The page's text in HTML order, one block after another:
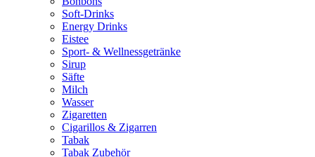
Soft-Drinks
Energy Drinks
Eistee
Sport- & Wellnessgetränke
Sirup
Säfte
Milch
Wasser
Zigaretten
Cigarillos & Zigarren
Tabak
Tabak Zubehör